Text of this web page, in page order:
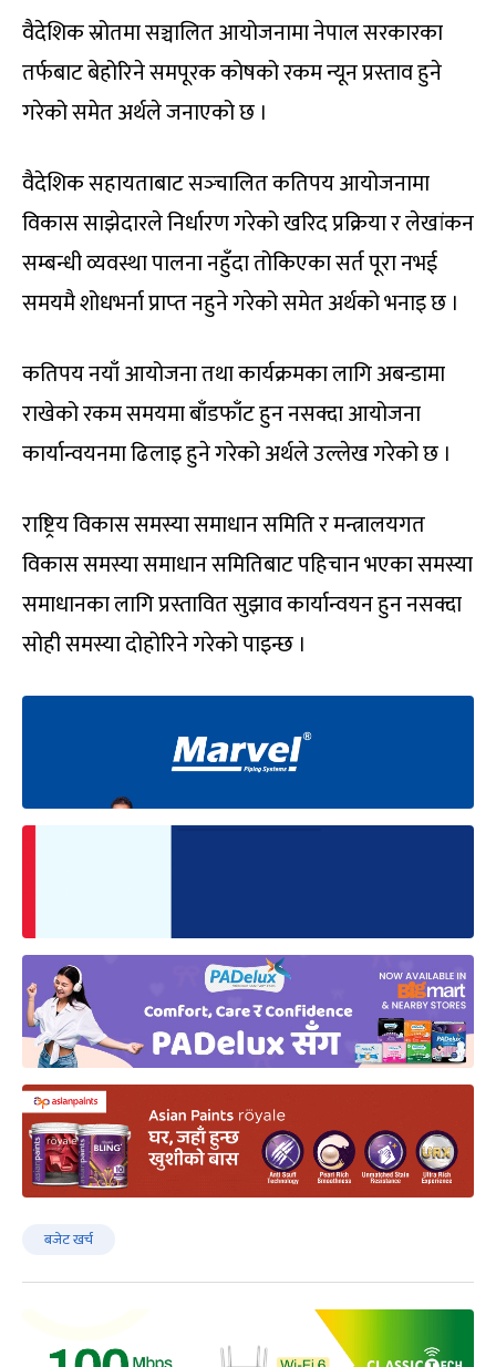
वैदेशिक स्रोतमा सञ्चालित आयोजनामा नेपाल सरकारका
तर्फबाट बेहोरिने समपूरक कोषको रकम न्यून प्रस्ताव हुने
गरेको समेत अर्थले जनाएको छ ।
वैदेशिक सहायताबाट सञ्‍चालित कतिपय आयोजनामा
विकास साझेदारले निर्धारण गरेको खरिद प्रक्रिया र लेखांकन
सम्बन्धी व्यवस्था पालना नहुँदा तोकिएका सर्त पूरा नभई
समयमै शोधभर्ना प्राप्‍त नहुने गरेको समेत अर्थको भनाइ छ ।
कतिपय नयाँ आयोजना तथा कार्यक्रमका लागि अबन्डामा
राखेको रकम समयमा बाँडफाँट हुन नसक्दा आयोजना
कार्यान्वयनमा ढिलाइ हुने गरेको अर्थले उल्लेख गरेको छ ।
राष्ट्रिय विकास समस्या समाधान समिति र मन्त्रालयगत
विकास समस्या समाधान समितिबाट पहिचान भएका समस्या
समाधानका लागि प्रस्तावित सुझाव कार्यान्वयन हुन नसक्दा
सोही समस्या दोहोरिने गरेको पाइन्छ ।
बजेट खर्च